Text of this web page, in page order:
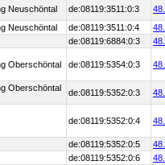
Neuschöntal de:08119:3511:0:3
Neuschöntal
de:08119:3511:0:4
de:08119:6884:0:3
Oberschöntal de:08119:5354:0:3
Oberschöntal
de:08119:5352:0:3
de:08119:5352:0:4
de:08119:5352:0:5
de:08119:5352:0:6